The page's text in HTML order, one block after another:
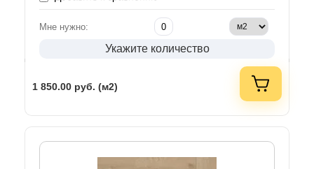
Мне нужно:
Укажите количество
1 850.00 руб. (м2)